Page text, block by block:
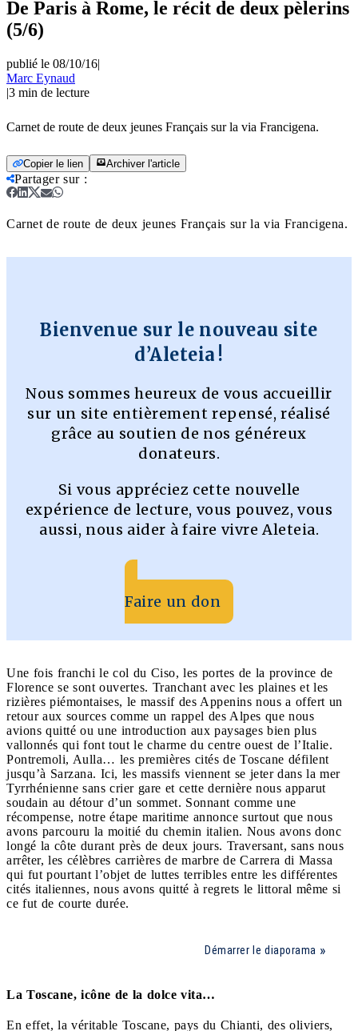
De Paris à Rome, le récit de deux pèlerins
(5/6)
publié le 08/10/16|
Marc Eynaud
|3 min de lecture
Carnet de route de deux jeunes Français sur la via Francigena.
Copier le lien Archiver l'article
Partager sur:
Carnet de route de deux jeunes Français sur la via Francigena.
Bienvenue sur le nouveau site
d’Aleteia !
Nous sommes heureux de vous accueillir
sur un site entièrement repensé, réalisé
grâce au soutien de nos généreux
donateurs.
Si vous appréciez cette nouvelle
expérience de lecture, vous pouvez, vous
aussi, nous aider à faire vivre Aleteia.
Faire un don
Une fois franchi le col du Ciso, les portes de la province de
Florence se sont ouvertes. Tranchant avec les plaines et les
rizières piémontaises, le massif des Appenins nous a offert un
retour aux sources comme un rappel des Alpes que nous
avions quitté ou une introduction aux paysages bien plus
vallonnés qui font tout le charme du centre ouest de l’Italie.
Pontremoli, Aulla… les premières cités de Toscane défilent
jusqu’à Sarzana. Ici, les massifs viennent se jeter dans la mer
Tyrrhénienne sans crier gare et cette dernière nous apparut
soudain au détour d’un sommet. Sonnant comme une
récompense, notre étape maritime annonce surtout que nous
avons parcouru la moitié du chemin italien. Nous avons donc
longé la côte durant près de deux jours. Traversant, sans nous
arrêter, les célèbres carrières de marbre de Carrera di Massa
qui fut pourtant l’objet de luttes terribles entre les différentes
cités italiennes, nous avons quitté à regrets le littoral même si
ce fut de courte durée.
Démarrer le diaporama
La Toscane, icône de la dolce vita…
En effet, la véritable Toscane, pays du Chianti, des oliviers,